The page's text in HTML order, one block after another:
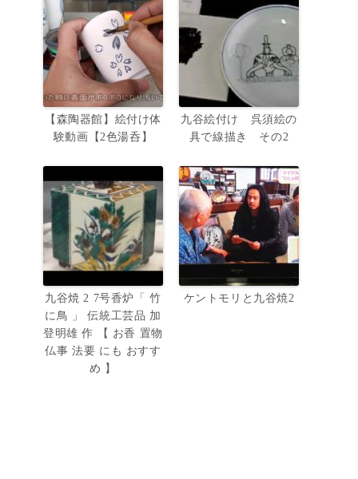
【森陶器館】絵付け体
験動画【2色湯呑】
九谷絵付け 呉須絵の
具で線描き その2
九谷焼 2 7号香炉「 竹
に鳥 」 伝統工芸品 加
登明雄 作 【 お香 置物
仏事 法要 にも おすす
め 】
ケントモリと九谷焼2